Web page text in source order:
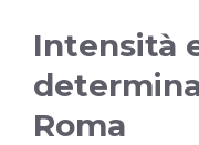
Intensità
Roma